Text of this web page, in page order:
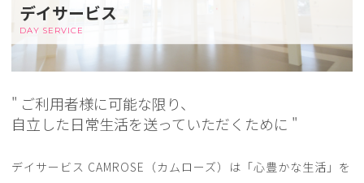
デイサービス
DAY SERVICE
" ご利用者様に可能な限り、
自立した日常生活を送っていただくために "
デイサービス CAMROSE（カムローズ）は「心豊かな生活」を